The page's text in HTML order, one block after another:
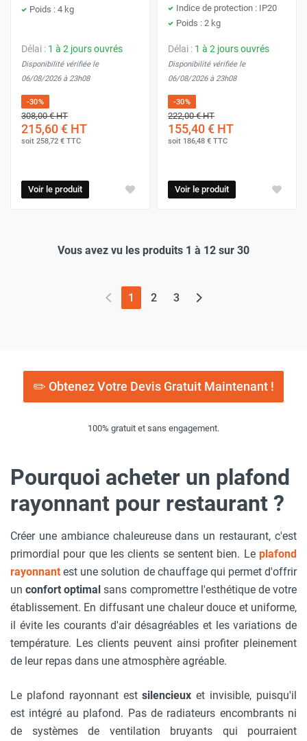
Poids : 4 kg
Délai : 1 à 2 jours ouvrés
Disponibilité vérifiée le
06/08/2026 à 23h08
-30%
308,00 €HT
215,60 € HT
soit 258,72 € TTC
Voir le produit
Indice de protection : IP20
Poids : 2 kg
Délai : 1 à 2 jours ouvrés
Disponibilité vérifiée le
06/08/2026 à 23h08
-30%
222,00 €HT
155,40 € HT
soit 186,48 € TTC
Voir le produit
Vous avez vu les produits 1 à 12 sur 30
1 (page actuelle)
2 3
✏️ Obtenez Votre Devis Gratuit Maintenant !
100% gratuit et sans engagement.
Pourquoi acheter un plafond
rayonnant pour restaurant ?
Créer une ambiance chaleureuse dans un restaurant, c'est
primordial pour que les clients se sentent bien. Le plafond
rayonnant est une solution de chauffage qui permet d'offrir
unconfort optimal sans compromettre l'esthétique de votre
établissement. En diffusant une chaleur douce et uniforme,
il évite les courants d'air désagréables et les variations de
température. Les clients peuvent ainsi profiter pleinement
de leur repas dans une atmosphère agréable.
Le plafond rayonnant estsilencieux et invisible, puisqu'il
est intégré au plafond. Pas de radiateurs encombrants ni
de systèmes de ventilation bruyants qui pourraient